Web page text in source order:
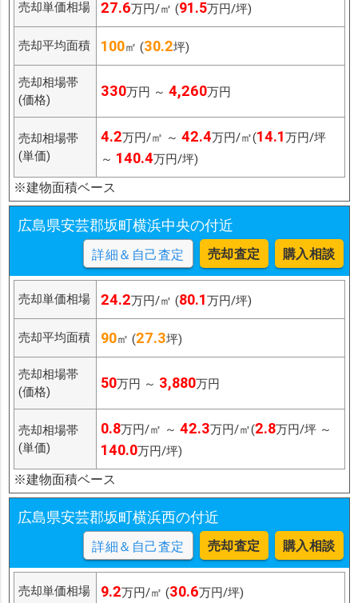
売却単価相場 27.6万円/㎡ (91.5万円/坪)
売却平均面積 100㎡ (30.2坪)
売却相場帯
(価格)
330万円 ～ 4,260万円
売却相場帯
(単価)
4.2万円/㎡ ～ 42.4万円/㎡(14.1万円/坪
～ 140.4万円/坪)
※建物面積ベース
広島県安芸郡坂町横浜中央の付近
詳細＆自己査定 売却査定 購入相談
売却単価相場 24.2万円/㎡ (80.1万円/坪)
売却平均面積 90㎡ (27.3坪)
売却相場帯
(価格)
50万円 ～ 3,880万円
売却相場帯
(単価)
0.8万円/㎡ ～ 42.3万円/㎡(2.8万円/坪 ～
140.0万円/坪)
※建物面積ベース
広島県安芸郡坂町横浜西の付近
詳細＆自己査定 売却査定 購入相談
売却単価相場 9.2万円/㎡ (30.6万円/坪)